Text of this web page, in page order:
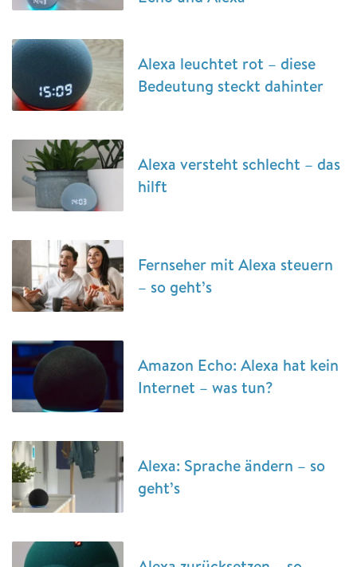
Alexa leuchtet rot – diese
Bedeutung steckt dahinter
Alexa versteht schlecht – das
hilft
Fernseher mit Alexa steuern
– so geht’s
Amazon Echo: Alexa hat kein
Internet – was tun?
Alexa: Sprache ändern – so
geht’s